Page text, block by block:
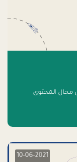
مجال المحتوى
10-06-2021